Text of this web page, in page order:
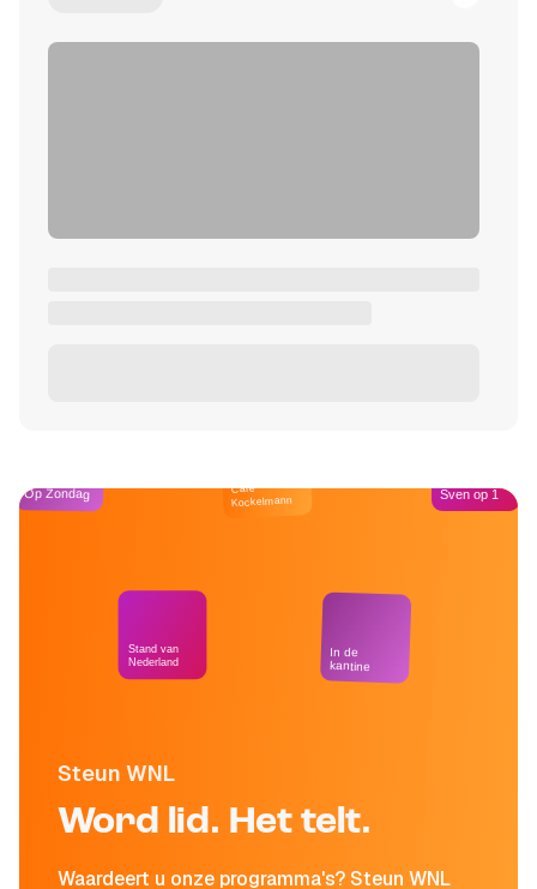
Steun WNL
Word lid. Het telt.
Waardeert u onze programma's? Steun WNL
Op Zondag
Stand van
Nederland
Café
Kockelmann
In de
kantine
Sven op 1